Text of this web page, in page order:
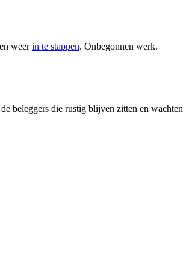
weerin te stappen. Onbegonnen werk.
beleggers die rustig blijven zitten en wachten